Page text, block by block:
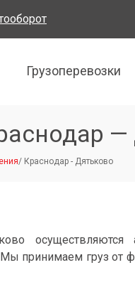
Грузоперевозки
/ Краснодар - Дятьково
осуществляются
принимаем груз от